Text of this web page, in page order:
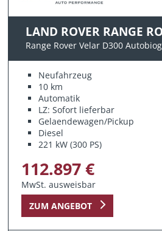
LAND ROVER RANGE
Range Rover Velar D300
Neufahrzeug
10 km
Automatik
LZ: Sofort lieferbar
Gelaendewagen/Pickup
Diesel
221 kW (300 PS)
112.897 €
MwSt. ausweisbar
ZUM ANGEBOT